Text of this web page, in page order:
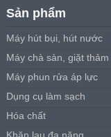
Sản phẩm
Máy hút bụi, hút nước
Máy chà sàn, giặt thảm
Máy phun rửa áp lực
Dụng cụ làm sạch
Hóa chất
Khăn lau đa năng